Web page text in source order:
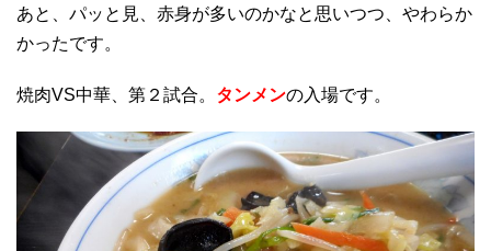
あと、パッと見、赤身が多いのかなと思いつつ、やわらか
かったです。
焼肉VS中華、第２試合。 タンメンの入場です。